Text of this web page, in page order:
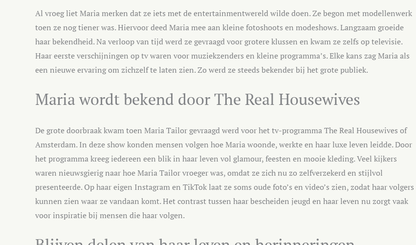
Al vroeg liet Maria merken dat ze iets met de entertainmentwereld wilde doen. Ze begon met modellenwerk
toen ze nog tiener was. Hiervoor deed Maria mee aan kleine fotoshoots en modeshows. Langzaam groeide
haar bekendheid. Na verloop van tijd werd ze gevraagd voor grotere klussen en kwam ze zelfs op televisie.
Haar eerste verschijningen op tv waren voor muziekzenders en kleine programma’s. Elke kans zag Maria als
een nieuwe ervaring om zichzelf te laten zien. Zo werd ze steeds bekender bij het grote publiek.
Maria wordt bekend door The Real Housewives
De grote doorbraak kwam toen Maria Tailor gevraagd werd voor het tv-programma The Real Housewives of
Amsterdam. In deze show konden mensen volgen hoe Maria woonde, werkte en haar luxe leven leidde. Door
het programma kreeg iedereen een blik in haar leven vol glamour, feesten en mooie kleding. Veel kijkers
waren nieuwsgierig naar hoe Maria Tailor vroeger was, omdat ze zich nu zo zelfverzekerd en stijlvol
presenteerde. Op haar eigen Instagram en TikTok laat ze soms oude foto’s en video’s zien, zodat haar volgers
kunnen zien waar ze vandaan komt. Het contrast tussen haar bescheiden jeugd en haar leven nu zorgt vaak
voor inspiratie bij mensen die haar volgen.